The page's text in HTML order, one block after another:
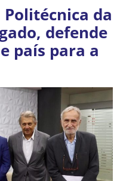
da
defende
país para a